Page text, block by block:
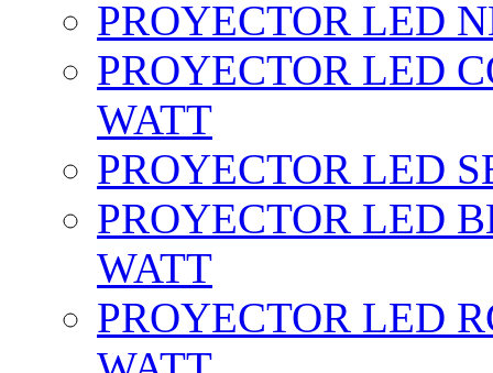
PROYECTOR LED
PROYECTOR LED
WATT
PROYECTOR LED
PROYECTOR LED
WATT
PROYECTOR LED